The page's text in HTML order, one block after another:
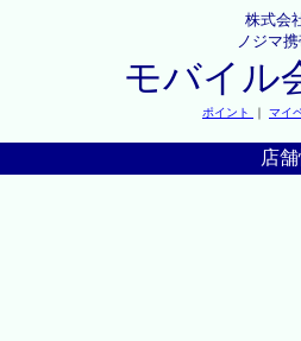
株式会
ノジマ
モバイル
ポイント ｜ マイ
店